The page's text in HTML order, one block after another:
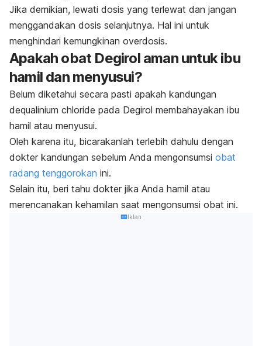
Jika demikian, lewati dosis yang terlewat dan jangan
menggandakan dosis selanjutnya. Hal ini untuk
menghindari kemungkinan overdosis.
Apakah obat Degirol aman untuk ibu
hamil dan menyusui?
Belum diketahui secara pasti apakah kandungan
dequalinium chloride pada Degirol membahayakan ibu
hamil atau menyusui.
Oleh karena itu, bicarakanlah terlebih dahulu dengan
dokter kandungan sebelum Anda mengonsumsi obat
radang tenggorokan ini.
Selain itu, beri tahu dokter jika Anda hamil atau
merencanakan kehamilan saat mengonsumsi obat ini.
Iklan